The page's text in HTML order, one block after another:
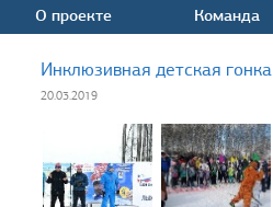
О проекте Команда
Инклюзивная детская
20.03.2019